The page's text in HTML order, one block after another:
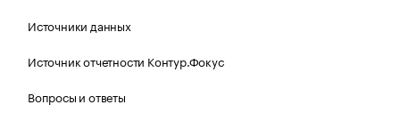
Источники данных
Источник отчетности Контур.Фокус
Вопросы и ответы